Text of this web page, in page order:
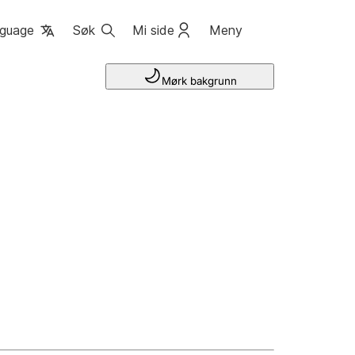
Søk Mi side Meny
Mørk bakgrunn